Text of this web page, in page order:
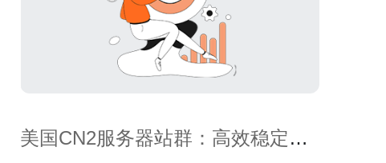
美国CN2服务器站群：高效稳定的